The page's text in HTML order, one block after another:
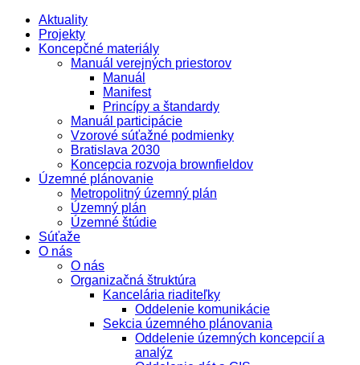
Aktuality
Projekty
Koncepčné materiály
Manuál verejných priestorov
Manuál
Manifest
Princípy a štandardy
Manuál participácie
Vzorové súťažné podmienky
Bratislava 2030
Koncepcia rozvoja brownfieldov
Územné plánovanie
Metropolitný územný plán
Územný plán
Územné štúdie
Súťaže
O nás
O nás
Organizačná štruktúra
Kancelária riaditeľky
Oddelenie komunikácie
Sekcia územného plánovania
Oddelenie územných koncepcií a
analýz